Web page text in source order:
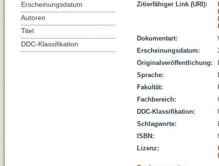
Zitierfähiger Link (URI):
Dokumentart:
Erscheinungsdatum:
Originalveröffentlichung:
Sprache:
Fakultät:
Fachbereich:
DDC-Klassifikation:
Schlagworte:
ISBN:
Lizenz:
Erscheinungsdatum
Autoren
Titel
DDC-Klassifikation